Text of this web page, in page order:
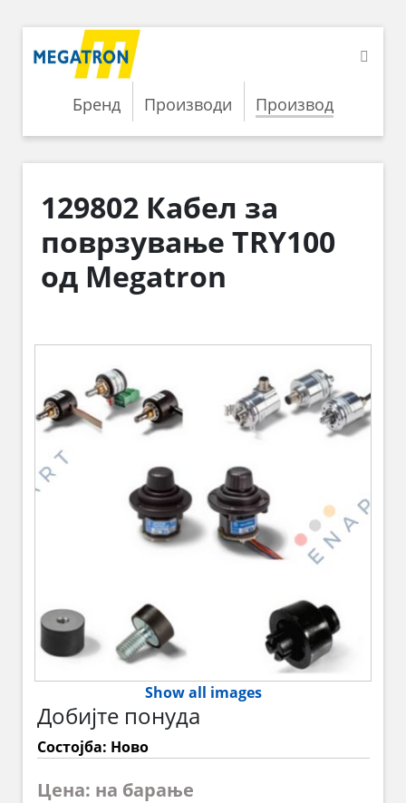
Бренд Производи Производ
129802 Кабел за
поврзување TRY100
од Megatron
Show all images
Добијте понуда
Состојба: Ново
Цена: на барање